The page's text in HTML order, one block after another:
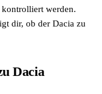
kontrolliert werden.
dir, ob der Dacia zu
Dacia